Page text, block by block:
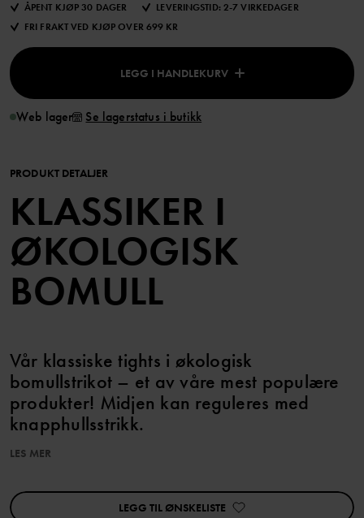
ÅPENT KJØP 30 DAGER
LEVERINGSTID: 2-7 VIRKEDAGER
FRI FRAKT VED KJØP OVER 699 KR
LEGG I HANDLEKURV
Web lager Se lagerstatus i butikk
PRODUKT DETALJER
KLASSIKER I
ØKOLOGISK
BOMULL
Vår klassiske tights i økologisk
bomullstrikot – et av våre mest populære
produkter! Midjen kan reguleres med
knapphullsstrikk.
med andre tilbud.
LES MER
LEGG TIL ØNSKELISTE